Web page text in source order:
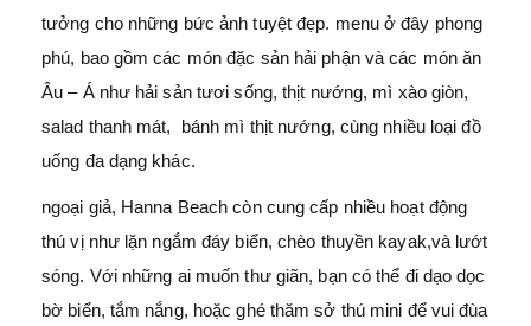
tưởng cho những bức ảnh tuyệt đẹp. menu ở đây phong
phú, bao gồm các món đặc sản hải phận và các món ăn
Âu – Á như hải sản tươi sống, thịt nướng, mì xào giòn,
salad thanh mát, bánh mì thịt nướng, cùng nhiều loại đồ
uống đa dạng khác.
ngoại giả, Hanna Beach còn cung cấp nhiều hoạt động
thú vị như lặn ngắm đáy biển, chèo thuyền kayak,và lướt
sóng. Với những ai muốn thư giãn, bạn có thể đi dạo dọc
bờ biển, tắm nắng, hoặc ghé thăm sở thú mini để vui đùa